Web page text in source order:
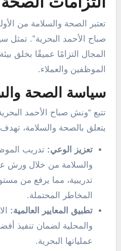
تعتبر الصحة والسلامة من
صباح الأحمد البحرية”. تمثل
المجال التزامًا عميقًا بخلق
الموظفين والعملاء.
سياسة الصحة
تتبع “ونش صباح الأحمد
يتعلق بالصحة والسلامة،
تعزيز الوعي: تدريب
والسلامة من خلال ورش
تدريبية، مما يرفع من
المخاطر المحتملة.
تطبيق المعايير العالمية:
والمحلية لضمان تنفيذ
عملياتها البحرية.